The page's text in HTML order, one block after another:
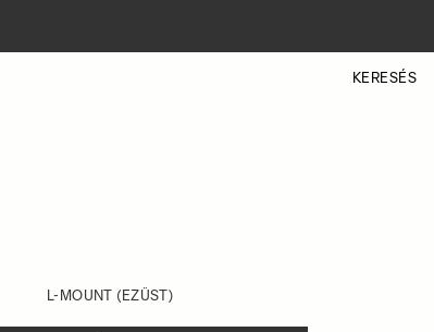
KERESÉS
L-MOUNT (EZÜST)